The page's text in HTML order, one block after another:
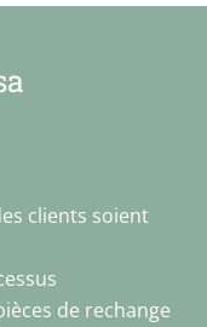
clients soient
de rechange